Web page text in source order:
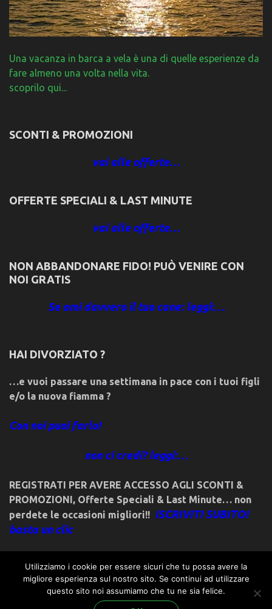
Una vacanza in barca a vela è una di quelle esperienze da
fare almeno una volta nella vita.
scoprilo qui...
SCONTI & PROMOZIONI
vai alle offerte…
OFFERTE SPECIALI & LAST MINUTE
vai alle offerte…
NON ABBANDONARE FIDO! PUÒ VENIRE CON
NOI GRATIS
Se ami davvero il tuo cane: leggi:…
HAI DIVORZIATO ?
…e vuoi passare una settimana in pace con i tuoi figli
e/o la nuova fiamma ?
Con noi puoi farlo!
non ci credi? leggi:…
REGISTRATI PER AVERE ACCESSO AGLI SCONTI &
PROMOZIONI, Offerte Speciali & Last Minute… non
perdete le occasioni migliori!! ISCRIVITI SUBITO!
basta un clic
© 2018friulivg.it. -*- By ST.GEORGE.DRAGONSLAYER LLC -*-
admin@st-george-dragonslayer.com
Utilizziamo i cookie per essere sicuri che tu possa avere la
migliore esperienza sul nostro sito. Se continui ad utilizzare
questo sito noi assumiamo che tu ne sia felice.